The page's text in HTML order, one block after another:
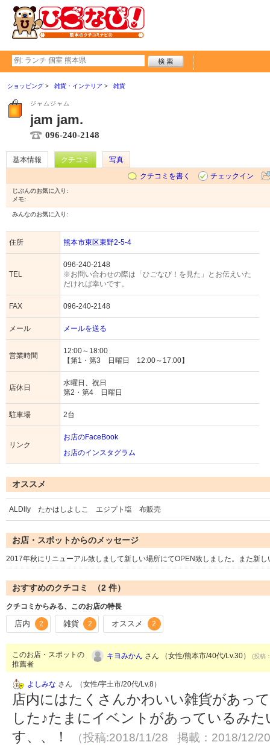
ショッピング 雑貨・インテリア 雑貨
ジャムジャム
jam jam.
096-240-2148
基本情報 クチコミ
写真
クチコミを書く
チェックイン
じぶんのお気に入り:
メモ:
みんなのお気に入り:
住所 熊本市東区東野2-5-4
TEL
096-240-2148
※お問い合わせの際は「ひごなび！を見た」とお伝えいた
だければ幸いです。
FAX 096-240-2148
メール メールを送る
営業時間
12:00～18:00
【第1・第3 日曜日 12:00～17:00】
店休日
水曜日、祝日
第2・第4 日曜日
駐車場 2台
リンク
お店のFaceBook
お店のインスタグラム
オススメ
ALDlly たかはしよしこ エジプト塩 布販売
お店・スポットからのメッセージ
2017年秋にリニューアル致しまして新しい場所にてOPEN致しました。また新
おすすめのクチコミ （2 件）
クチコミからみる、このお店の特長
店内 2 雑貨 2 オススメ 2
このお店・スポットの
推薦者
キヨみかん さん （女性/熊本市/40代/Lv.30） (投稿
よしみな さん （女性/宇土市/20代/Lv.8）
店内にはたくさんかわいい雑貨があっ
した♪たまにイベントがあっているみ
す、、！
（投稿:2018/11/28 掲載：2018/12/